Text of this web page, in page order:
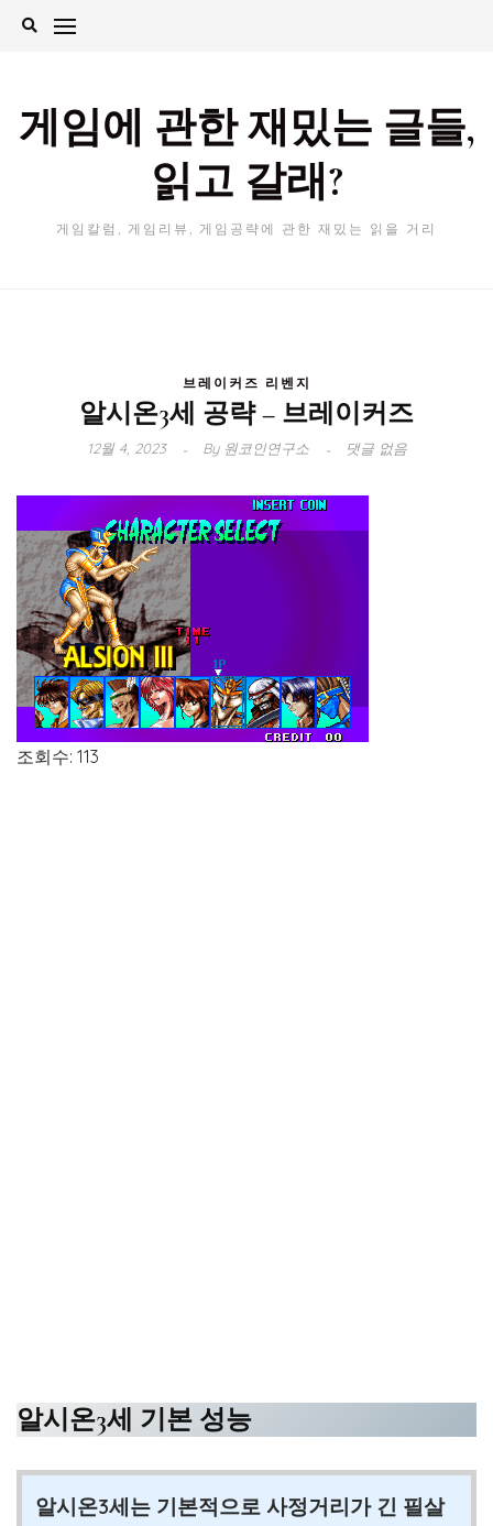
Skip
게임에 관한 재밌는 글들,
읽고 갈래?
게임칼럼, 게임리뷰, 게임공략에 관한 재밌는 읽을 거리
브레이커즈 리벤지
알시온3세 공략 – 브레이커즈
12월 4, 2023 By원코인연구소 댓글 없음
조회수: 113
알시온3세 기본 성능
알시온3세는 기본적으로 사정거리가 긴 필살